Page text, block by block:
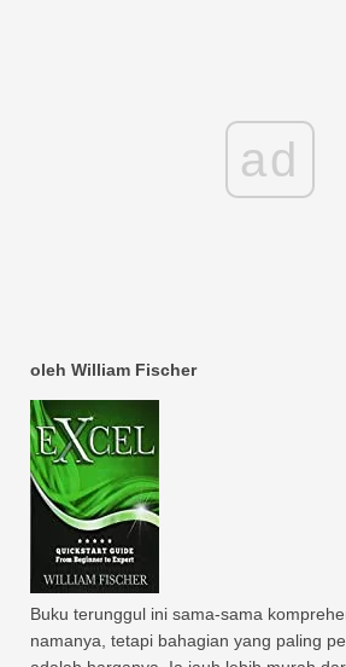
ad
oleh William Fischer
Buku terunggul ini sama-sama
namanya, tetapi bahagian yang paling